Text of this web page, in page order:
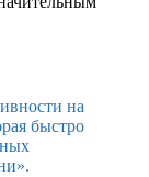
на
быстро